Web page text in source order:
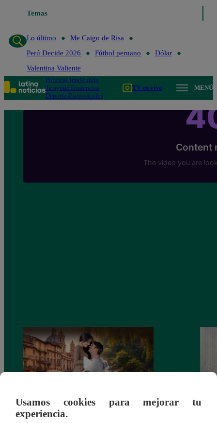
Temas
Lo último
Me Caigo de Risa
Perú Decide 2026
Fútbol peruano
Dólar
Valentina Valiente
PolíticaLimaMundo
Te ayudoTendencias
DeportesEspectáculos
TV en vivo MENÚ
Latina estrenará el 28 de abril “Mi vida
Usamos cookies para mejorar tu
experiencia.